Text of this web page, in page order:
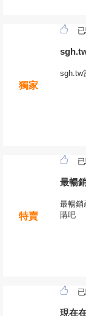
獨家
sgh.tw
特賣
最暢
最暢銷
購吧
現在